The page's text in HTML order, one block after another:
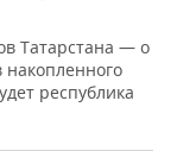
Татарстана — о
накопленного
республика